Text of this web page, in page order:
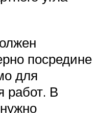
посредине
для
работ. В